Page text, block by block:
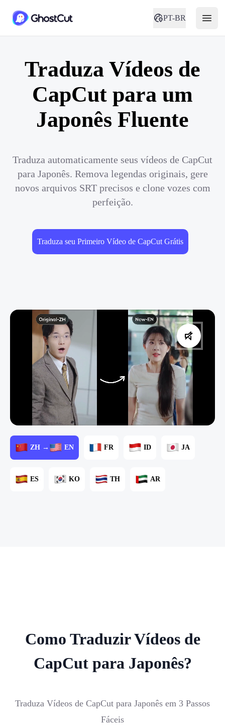
PT-BR
Traduza Vídeos de
CapCut para um
Japonês Fluente
Traduza automaticamente seus vídeos de CapCut
para Japonês. Remova legendas originais, gere
novos arquivos SRT precisos e clone vozes com
perfeição.
Traduza seu Primeiro Vídeo de CapCut Grátis
ZH → EN FR ID JA
ES KO TH AR
Como Traduzir Vídeos de
CapCut para Japonês?
Traduza Vídeos de CapCut para Japonês em 3 Passos
Fáceis